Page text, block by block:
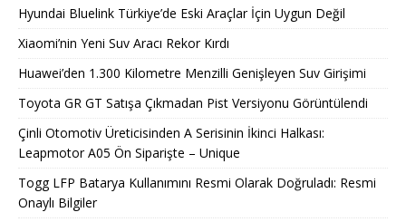
Hyundai Bluelink Türkiye’de Eski Araçlar İçin Uygun Değil
Xiaomi’nin Yeni Suv Aracı Rekor Kırdı
Huawei’den 1.300 Kilometre Menzilli Genişleyen Suv Girişimi
Toyota GR GT Satışa Çıkmadan Pist Versiyonu Görüntülendi
Çinli Otomotiv Üreticisinden A Serisinin İkinci Halkası:
Leapmotor A05 Ön Siparişte – Unique
Togg LFP Batarya Kullanımını Resmi Olarak Doğruladı: Resmi
Onaylı Bilgiler